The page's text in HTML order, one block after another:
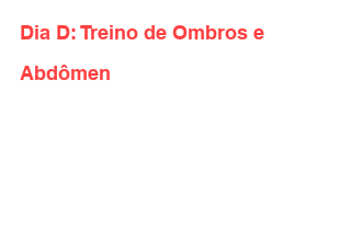
Dia D: Treino de Ombros e
Abdômen